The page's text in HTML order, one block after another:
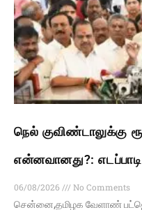
நெல் குவிண்டாலுக்கு
என்னவானது?:
06/08/2026
No Comments
சென்னை,தமிழக வேளாண்